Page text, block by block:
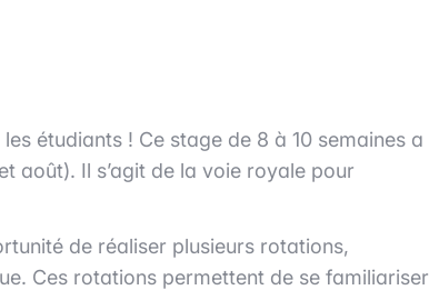
étudiants ! Ce stage de 8 à 10 semaines a
août). Il s’agit de la voie royale pour
de réaliser plusieurs rotations,
Ces rotations permettent de se familiariser